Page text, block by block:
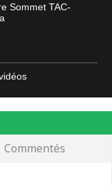
Sommet TAC-
Commentés